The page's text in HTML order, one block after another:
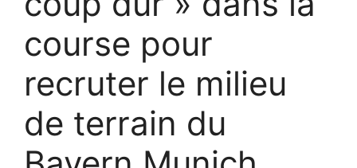
course pour
recruter le milieu
de terrain du